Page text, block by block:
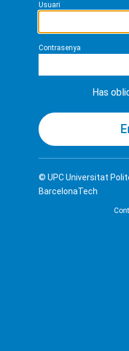
Usuari
Contrasenya
Has
© UPCUniversitat
BarcelonaTech